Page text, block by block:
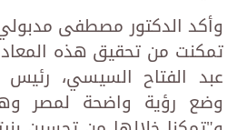
وأكد الدكتور مصطفى
تمكنت من تحقيق هذه
عبد الفتاح السيسي،